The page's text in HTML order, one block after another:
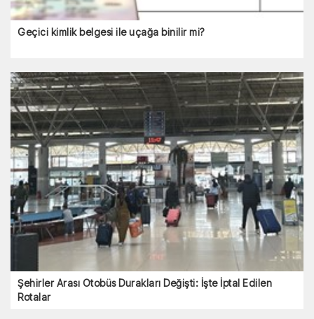
Geçici kimlik belgesi ile uçağa binilir mi?
Şehirler Arası Otobüs Durakları Değişti: İşte İptal Edilen
Rotalar